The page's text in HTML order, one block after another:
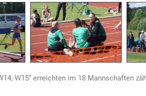
W15“ erreichten im 18 Mannschaften